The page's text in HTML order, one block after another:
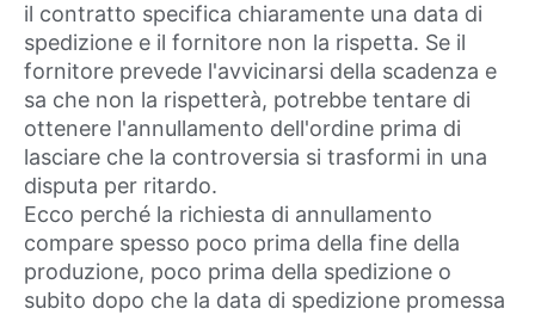
il contratto specifica chiaramente una data di
spedizione e il fornitore non la rispetta. Se il
fornitore prevede l'avvicinarsi della scadenza e
sa che non la rispetterà, potrebbe tentare di
ottenere l'annullamento dell'ordine prima di
lasciare che la controversia si trasformi in una
disputa per ritardo.
Ecco perché la richiesta di annullamento
compare spesso poco prima della fine della
produzione, poco prima della spedizione o
subito dopo che la data di spedizione promessa